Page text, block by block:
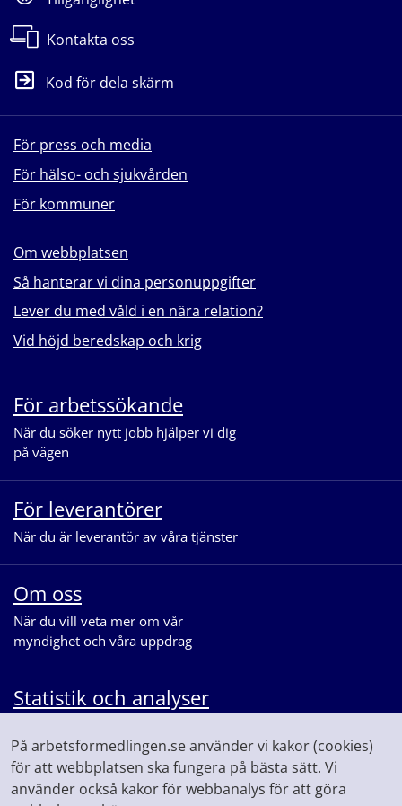
På arbetsformedlingen.se använder vi kakor (cookies)
för att webbplatsen ska fungera på bästa sätt. Vi
använder också kakor för webbanalys för att göra
Kontakta oss
Kod för dela skärm
För press och media
För hälso- och sjukvården
För kommuner
Om webbplatsen
Så hanterar vi dina personuppgifter
Lever du med våld i en nära relation?
Vid höjd beredskap och krig
För arbetssökande
När du söker nytt jobb hjälper vi dig
på vägen
För leverantörer
När du är leverantör av våra tjänster
Om oss
När du vill veta mer om vår
myndighet och våra uppdrag
Statistik och analyser
våra analyser för arbetsmarknaden